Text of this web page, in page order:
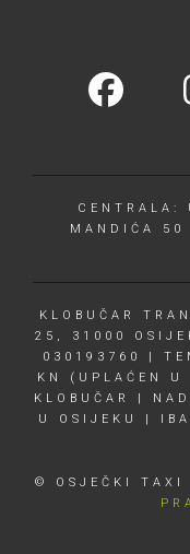
CENTRALA:
MANDIĆA
KLOBUČAR
25, 31000
030193760 |
KN (UPLAĆEN
KLOBUČAR |
U OSIJEKU |
© OSJEČKI TAXI